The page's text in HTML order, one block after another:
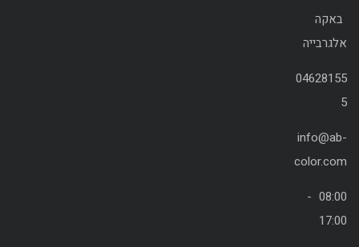
באקה
אלגרבייה
04628155
5
info@ab-
color.com
08:00 -
17:00